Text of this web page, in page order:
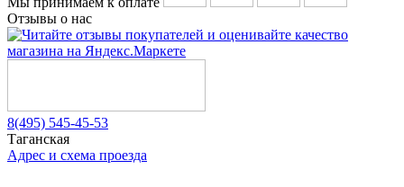
Отзывы о нас
8(495) 545-45-53
Таганская
Адрес и схема проезда